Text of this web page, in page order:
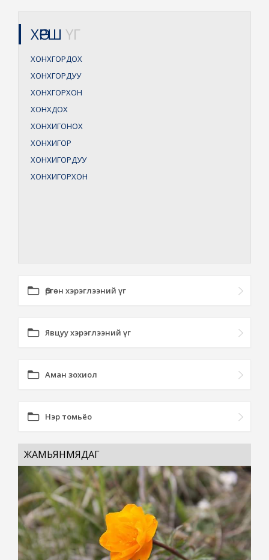
ХӨРШ ҮГ
ХОНХГОРДОХ
ХОНХГОРДУУ
ХОНХГОРХОН
ХОНХДОХ
ХОНХИГОНОХ
ХОНХИГОР
ХОНХИГОРДУУ
ХОНХИГОРХОН
Өргөн хэрэглээний үг
Явцуу хэрэглээний үг
Аман зохиол
Нэр томьёо
ЖАМЬЯНМЯДАГ